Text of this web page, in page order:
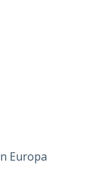
Europa